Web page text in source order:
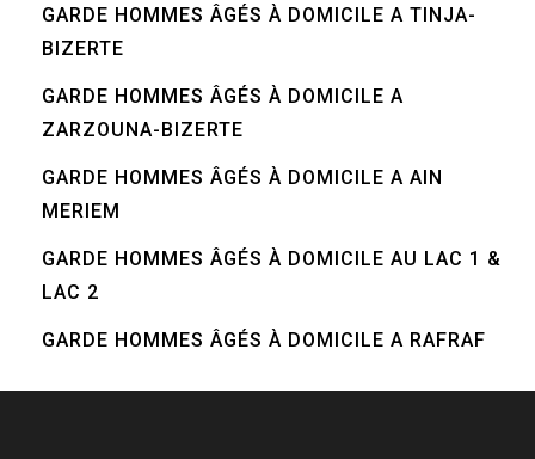
GARDE HOMMES ÂGÉS À DOMICILE A TINJA-
BIZERTE
GARDE HOMMES ÂGÉS À DOMICILE A
ZARZOUNA-BIZERTE
GARDE HOMMES ÂGÉS À DOMICILE A AIN
MERIEM
GARDE HOMMES ÂGÉS À DOMICILE AU LAC 1 &
LAC 2
GARDE HOMMES ÂGÉS À DOMICILE A RAFRAF